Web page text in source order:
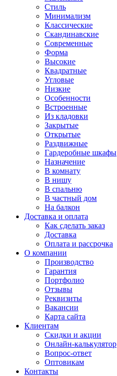
Стиль
Минимализм
Классические
Скандинавские
Современные
Форма
Высокие
Квадратные
Угловые
Низкие
Особенности
Встроенные
Из кладовки
Закрытые
Открытые
Раздвижные
Гардеробные шкафы
Назначение
В комнату
В нишу
В спальню
В частный дом
На балкон
Доставка и оплата
Как сделать заказ
Доставка
Оплата и рассрочка
О компании
Производство
Гарантия
Портфолио
Отзывы
Реквизиты
Вакансии
Карта сайта
Клиентам
Скидки и акции
Онлайн-калькулятор
Вопрос-ответ
Оптовикам
Контакты